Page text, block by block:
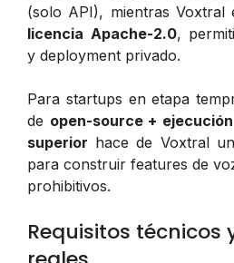
(solo API), mientras Voxtral
licencia Apache-2.0,
y deployment privado.
Para startups en etapa
de open-source +
superior hace de Voxtral
para construir features de
prohibitivos.
Requisitos técnicos